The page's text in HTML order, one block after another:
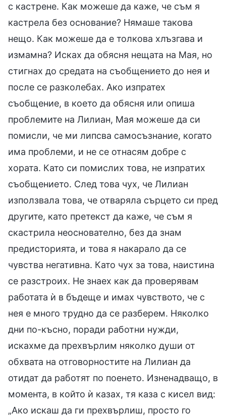
с кастрене. Как можеше да каже, че съм я
кастрела без основание? Нямаше такова
нещо. Как можеше да е толкова хлъзгава и
измамна? Исках да обясня нещата на Мая, но
стигнах до средата на съобщението до нея и
после се разколебах. Ако изпратех
съобщение, в което да обясня или опиша
проблемите на Лилиан, Мая можеше да си
помисли, че ми липсва самосъзнание, когато
има проблеми, и не се отнасям добре с
хората. Като си помислих това, не изпратих
съобщението. След това чух, че Лилиан
използвала това, че отваряла сърцето си пред
другите, като претекст да каже, че съм я
скастрила неоснователно, без да знам
предисторията, и това я накарало да се
чувства негативна. Като чух за това, наистина
се разстроих. Не знаех как да проверявам
работата ѝ в бъдеще и имах чувството, че с
нея е много трудно да се разберем. Няколко
дни по-късно, поради работни нужди,
искахме да прехвърлим няколко души от
обхвата на отговорностите на Лилиан да
отидат да работят по поенето. Изненадващо, в
момента, в който ѝ казах, тя каза с кисел вид:
„Ако искаш да ги прехвърлиш, просто го